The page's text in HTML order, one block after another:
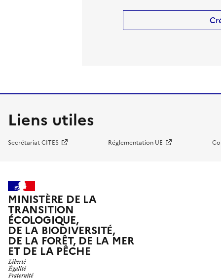
Liens utiles
Secrétariat CITES Réglementation UE
MINISTÈRE DE LA
TRANSITION
ÉCOLOGIQUE,
DE LA BIODIVERSITÉ,
DE LA FORÊT, DE LA MER
ET DE LA PÊCHE